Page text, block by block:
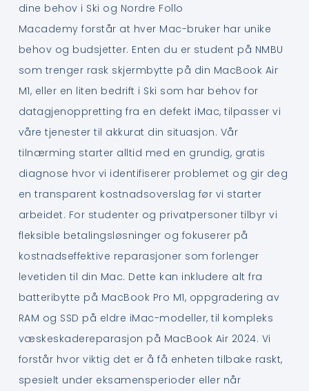
dine behov i Ski og Nordre Follo
Macademy forstår at hver Mac-bruker har unike
behov og budsjetter. Enten du er student på NMBU
som trenger rask skjermbytte på din MacBook Air
M1, eller en liten bedrift i Ski som har behov for
datagjenoppretting fra en defekt iMac, tilpasser vi
våre tjenester til akkurat din situasjon. Vår
tilnærming starter alltid med en grundig, gratis
diagnose hvor vi identifiserer problemet og gir deg
en transparent kostnadsoverslag før vi starter
arbeidet. For studenter og privatpersoner tilbyr vi
fleksible betalingsløsninger og fokuserer på
kostnadseffektive reparasjoner som forlenger
levetiden til din Mac. Dette kan inkludere alt fra
batteribytte på MacBook Pro M1, oppgradering av
RAM og SSD på eldre iMac-modeller, til kompleks
væskeskadereparasjon på MacBook Air 2024. Vi
forstår hvor viktig det er å få enheten tilbake raskt,
spesielt under eksamensperioder eller når